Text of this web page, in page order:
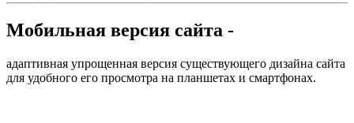
Мобильная версия сайта -
адаптивная упрощенная версия существующего дизайна сайта
для удобного его просмотра на планшетах и смартфонах.